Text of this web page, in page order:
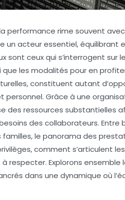
performance rime souvent
un acteur essentiel,
sont ceux qui s’interrogent sur
que les modalités pour en
constituent autant
Grâce à une
des ressources substantielles
des collaborateurs. Entre
le panorama des
comment s’articulent
à respecter. Explorons
dans une dynamique où